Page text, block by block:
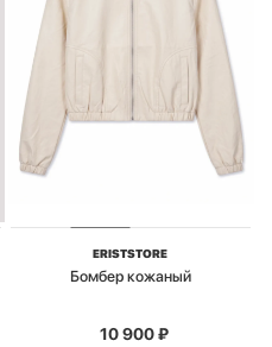
ERISTSTORE
Бомбер кожаный
10 900₽